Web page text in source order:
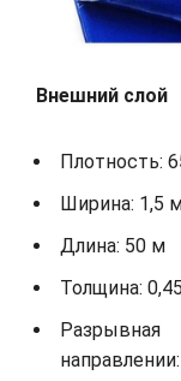
Внешний слой
Плотность:
Ширина: 1,5
Длина: 50 м
Толщина: